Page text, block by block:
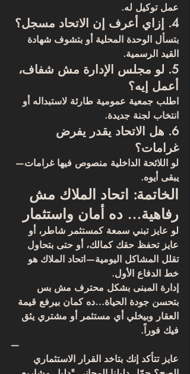
عمل توكيل له.
4. إزاي أعرف إن الاتحاد مسجل؟
بتسأل الوحدة المحلية أو بتشوف شهادة
القيد الرسمية.
5. لو مجلس الإدارة مش شفاف،
أعمل إيه؟
اطلب جمعية عمومية طارئة لاستبداله أو
انتخاب لجنة جديدة.
6. هل الاتحاد يقدر يفرض
غرامات؟
لو اللائحة الداخلية منصوص فيها غرامات—
يبقى أيوه.
الخاتمة: اتحاد الملاك مش
رفاهية… ده أمان واستثمار
لو عايز تبني سمعة كمستثمر شاطر، أو
عايز تحفظ حقك كمالك، أو حتى بتحاول
تقلل المشاكل اليومية—اتحاد الملاك هو
خط الدفاع الأول.
إدارة المبنى بشكل محترف مش بس
بتحسن جودة الحياة…ده كمان بيرفع قيمة
العقار وبيخلي أي مستثمر أو مشتري يثق
فيك فوراً.
—
عايز تتأكد إنك بتاخد القرار الاستثماري